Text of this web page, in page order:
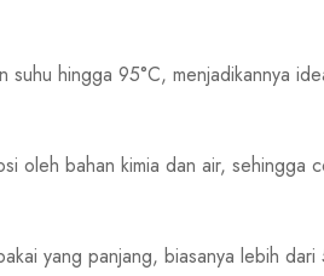
suhu hingga 95°C, menjadikannya
oleh bahan kimia dan air, sehingga
yang panjang, biasanya lebih